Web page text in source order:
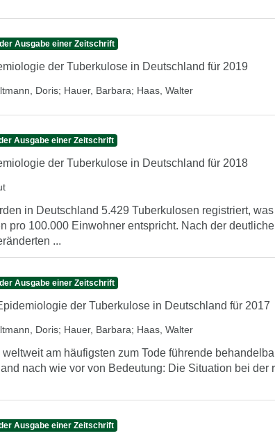
Ausgabe einer Zeitschrift
der Tuberkulose in Deutschland für 2019
Doris; Hauer, Barbara; Haas, Walter
Ausgabe einer Zeitschrift
der Tuberkulose in Deutschland für 2018
in Deutschland 5.429 Tuberkulosen registriert,
pro 100.000 Einwohner entspricht. Nach der
...
Ausgabe einer Zeitschrift
der Tuberkulose in Deutschland für 2017
Doris; Hauer, Barbara; Haas, Walter
am häufigsten zum Tode führende
nach wie vor von Bedeutung: Die Situation bei der
Ausgabe einer Zeitschrift